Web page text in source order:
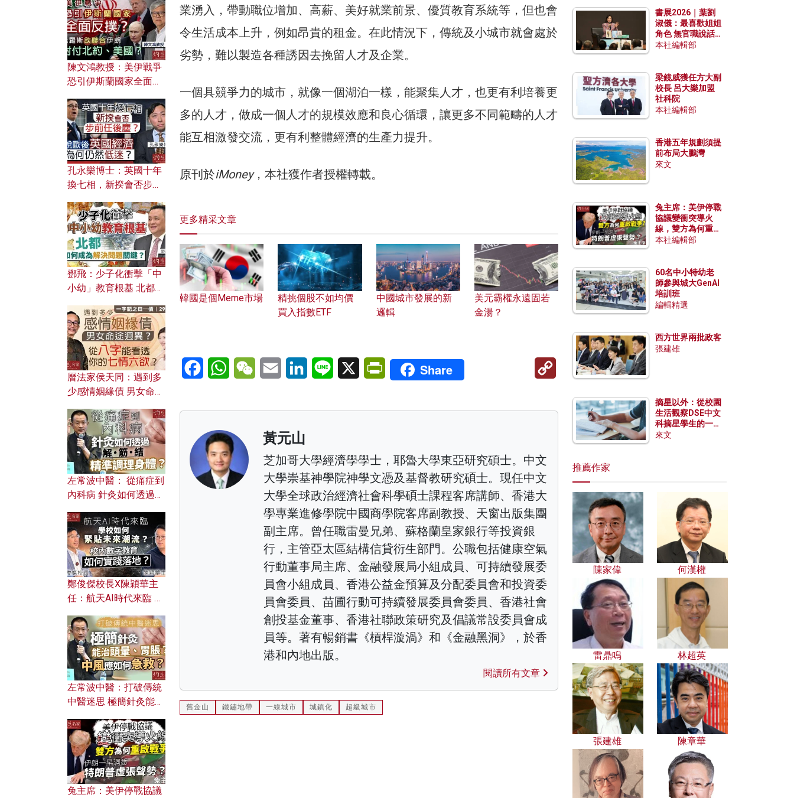
業湧入，帶動職位增加、高薪、美好就業前景、優質教育系統等，但也會
令生活成本上升，例如昂貴的租金。在此情況下，傳統及小城市就會處於
劣勢，難以製造各種誘因去挽留人才及企業。
一個具競爭力的城市，就像一個湖泊一樣，能聚集人才，也更有利培養更
多的人才，做成一個人才的規模效應和良心循環，讓更多不同範疇的人才
能互相激發交流，更有利整體經濟的生產力提升。
原刊於iMoney，本社獲作者授權轉載。
更多精采文章
韓國是個Meme市場
精挑個股不如均價
買入指數ETF
中國城市發展的新
邏輯
美元霸權永遠固若
金湯？
FacebookWhatsAppWeChatEmail LinkedInLine X PrintFriendly
Share
Copy
黃元山
芝加哥大學經濟學學士，耶魯大學東亞研究碩士。中文
大學崇基神學院神學文憑及基督教研究碩士。現任中文
大學全球政治經濟社會科學碩士課程客席講師、香港大
學專業進修學院中國商學院客席副教授、天窗出版集團
副主席。曾任職雷曼兄弟、蘇格蘭皇家銀行等投資銀
行，主管亞太區結構信貸衍生部門。公職包括健康空氣
行動董事局主席、金融發展局小組成員、可持續發展委
員會小組成員、香港公益金預算及分配委員會和投資委
員會委員、苗圃行動可持續發展委員會委員、香港社會
創投基金董事、香港社聯政策研究及倡議常設委員會成
員等。著有暢銷書《槓桿漩渦》和《金融黑洞》，於香
港和內地出版。
閱讀所有文章
舊金山 鐵鏽地帶 一線城市 城鎮化 超級城市
文之美？ 日常寫作如何
應用？
陳文鴻教授：美伊戰爭
恐引伊斯蘭國家全面反
對付北約美國？
孔永樂博士：英國十年
換七相，新揆會否步前
濟為何仍然低迷？
鄧飛：少子化衝擊「中
小幼」教育根基 北都如
曆法家侯天同：遇到多
少感情姻緣債 男女命途
的七情六欲？
左常波中醫： 從痛症到
內科病 針灸如何透過解
鄭俊傑校長X陳穎華主
任：航天AI時代來臨 學
校內數字教育如何實踐
落地？
左常波中醫：打破傳統
中醫迷思 極簡針灸能治
何急救？
兔主席：美伊停戰協議
書展2026｜葉劉
淑儀：最喜歡姐姐
角色 無官職說話
包袱少
本社編輯部
梁鏡威獲任方大副
校長 呂大樂加盟
社科院
本社編輯部
香港五年規劃須提
前布局大鵬灣
來文
兔主席：美伊停戰
協議變衝突導火
線，雙方為何重啟
戰爭？伊朗一早洞
本社編輯部
60名中小特幼老
師參與城大GenAI
培訓班
編輯精選
西方世界兩批政客
張建雄
摘星以外：從校園
生活觀察DSE中文
科摘星學生的一點
特質
來文
推薦作家
陳家偉 何漢權
雷鼎鳴 林超英
張建雄 陳章華